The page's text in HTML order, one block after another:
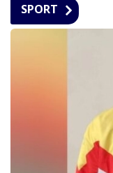
SPORT